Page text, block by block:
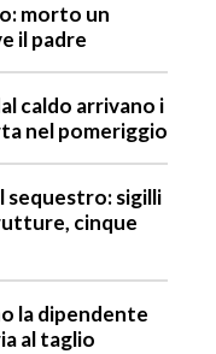
morto un
il padre
caldo arrivano i
nel pomeriggio
sequestro: sigilli
cinque
la dipendente
al taglio